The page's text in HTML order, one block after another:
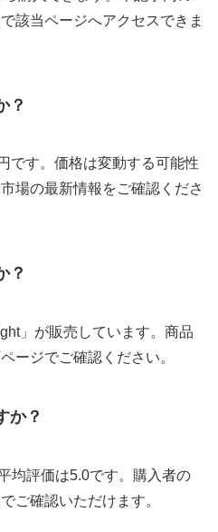
該当ページへアクセスできま
？
です。価格は変動する可能性
場の最新情報をご確認くださ
？
」が販売しています。商品
ージでご確認ください。
か？
均評価は5.0です。購入者の
ご確認いただけます。